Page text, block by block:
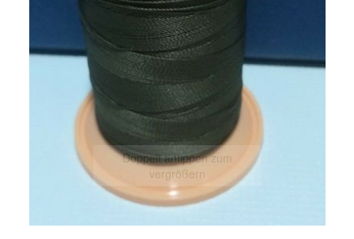
Doppelt antippen zum
vergrößern